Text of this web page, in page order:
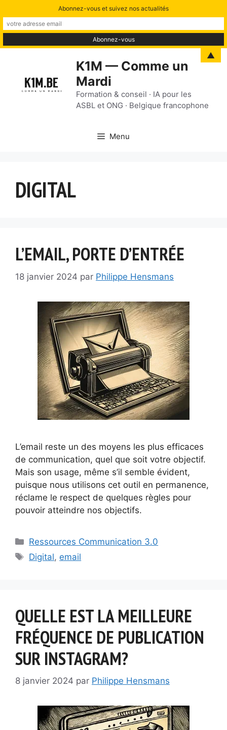
contenu
K1M — Comme un
Mardi
Formation & conseil · IA pour les
ASBL et ONG · Belgique francophone
Menu
DIGITAL
L’EMAIL, PORTE D’ENTRÉE
18 janvier 2024 par Philippe Hensmans
L’email reste un des moyens les plus efficaces
de communication, quel que soit votre objectif.
Mais son usage, même s’il semble évident,
puisque nous utilisons cet outil en permanence,
réclame le respect de quelques règles pour
pouvoir atteindre nos objectifs.
Catégories
Ressources Communication 3.0
Étiquettes
Digital, email
QUELLE EST LA MEILLEURE
FRÉQUENCE DE PUBLICATION
SUR INSTAGRAM?
8 janvier 2024 par Philippe Hensmans
Abonnez-vous et suivez nos actualités
▲